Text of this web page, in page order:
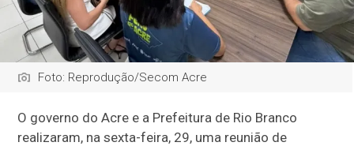
Foto: Reprodução/Secom Acre
O governo do Acre e a Prefeitura de Rio Branco
realizaram, na sexta-feira, 29, uma reunião de